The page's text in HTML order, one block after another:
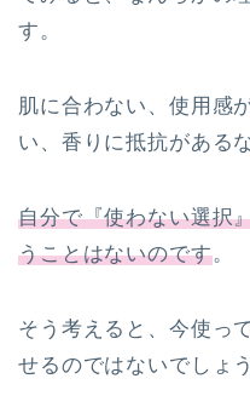
す。
肌に合わない、使用感
い、香りに抵抗がある
自分で『使わない選択
うことはないのです。
そう考えると、今使っ
せるのではないでしょう